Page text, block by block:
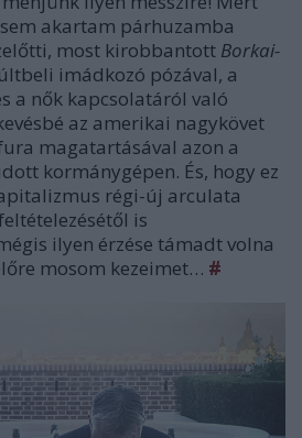
akartam párhuzamba
most kirobbantott Borkai-
imádkozó pózával, a
a nők kapcsolatáról való
az amerikai nagykövet
magatartásával azon a
kormánygépen. És, hogy ez
régi-új arculata
is
ilyen érzése támadt volna
mosom kezeimet… #